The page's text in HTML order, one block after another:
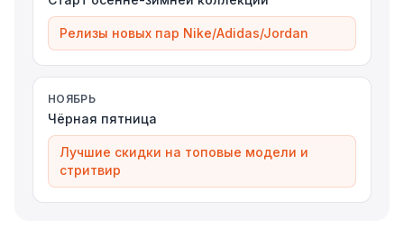
Релизы новых пар Nike/Adidas/Jordan
НОЯБРЬ
Чёрная пятница
Лучшие скидки на топовые модели и
стритвир